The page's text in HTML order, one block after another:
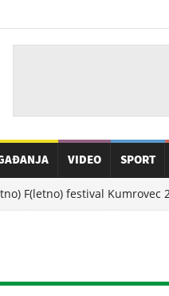
VIDEO SPORT
F(letno) festival Kumrovec